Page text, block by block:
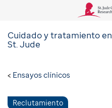
Acerca de St. Jude
Cuidado y tratamiento
Investigación
Cuidado y tratamiento en
St. Jude
Ensayos clínicos
Reclutamiento